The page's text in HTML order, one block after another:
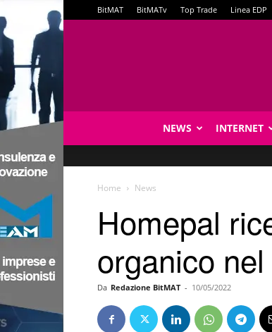
BitMAT BitMATv Top Trade Linea EDP
NEWS INTERNET
Home News
Homepal
organico
Da Redazione BitMAT - 10/05/2022